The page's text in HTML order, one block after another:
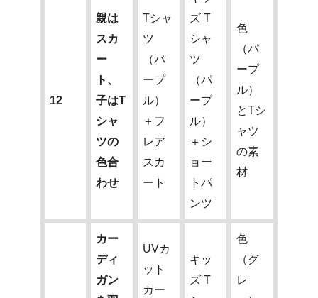
12
親は
スカ
ー
ト、
子はT
シャ
ツの
色合
わせ
Tシャ
ツ
（パ
ープ
ル）
＋フ
レア
スカ
ート
ズ T
シャ
ツ
（パ
ープ
ル）
＋シ
ョー
トパ
ンツ
色
（パ
ープ
ル）
とTシ
ャツ
の素
材
カー
ディ
ガン
UVカ
ット
カー
キッ
ズ T
色
（グ
レ